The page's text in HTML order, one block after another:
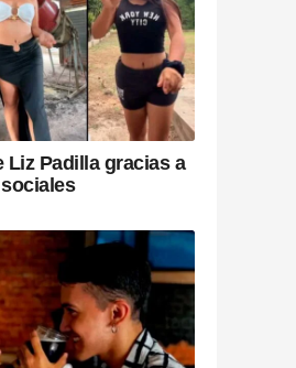
Padilla gracias a